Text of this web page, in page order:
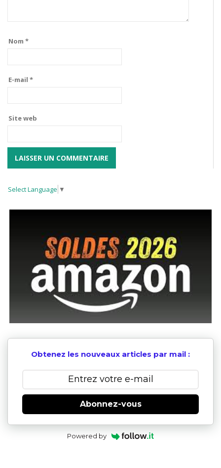
Nom *
E-mail *
Site web
Select Language ▼
Obtenez les nouveaux articles par mail :
Abonnez-vous
Powered by